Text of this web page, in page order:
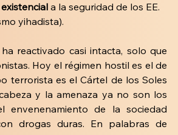
a la seguridad de los EE.
yihadista).
reactivado casi intacta, solo que
Hoy el régimen hostil es el de
terrorista es el Cártel de los Soles
y la amenaza ya no son los
envenenamiento de la sociedad
drogas duras. En palabras de